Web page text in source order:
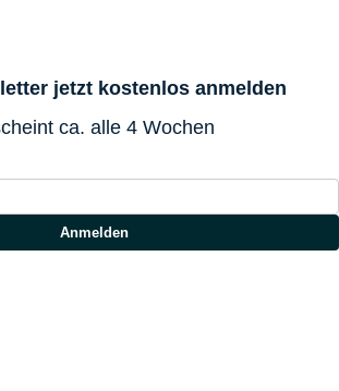
jetzt kostenlos anmelden
ca. alle 4 Wochen
Anmelden